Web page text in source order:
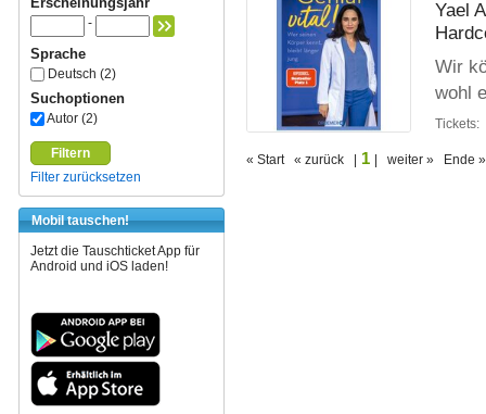
-
Sprache
Deutsch (2)
Suchoptionen
Autor (2)
Filtern
Filter zurücksetzen
Mobil tauschen!
Jetzt die Tauschticket App für
Android und iOS laden!
Yael
Wir
wohl
Tickets:
« Start « zurück | 1 | weiter » Ende »